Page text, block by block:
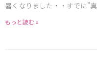
暑くなりました・・すでに”
もっと読む »